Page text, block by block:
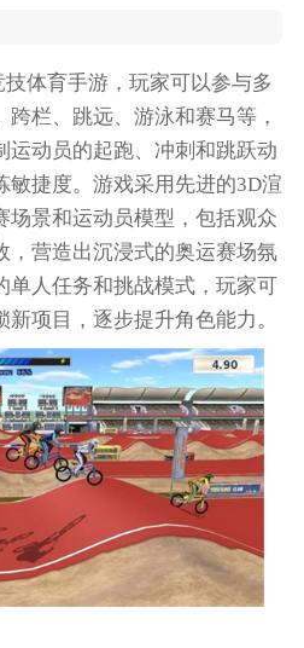
体育手游，玩家可以参与多
栏、跳远、游泳和赛马等，
运动员的起跑、冲刺和跳跃动
敏捷度。游戏采用先进的3D渲
场景和运动员模型，包括观众
，营造出沉浸式的奥运赛场氛
单人任务和挑战模式，玩家可
项目，逐步提升角色能力。